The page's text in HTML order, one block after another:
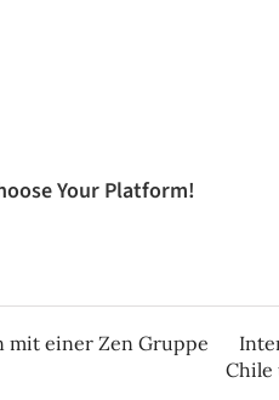
Your Platform!
einer Zen Gruppe
Chile